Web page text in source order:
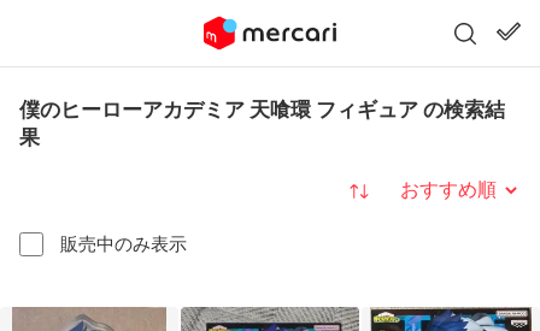
僕のヒーローアカデミア 天喰環 フィギュア の検索結
果
販売中のみ表示
並び替え